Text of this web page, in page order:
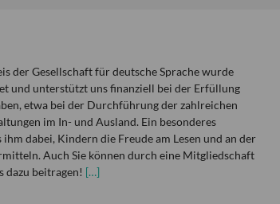
der Gesellschaft für deutsche Sprache wurde
und unterstützt uns finanziell bei der Erfüllung
etwa bei der Durchführung der zahlreichen
im In- und Ausland. Ein besonderes
ihm dabei, Kindern die Freude am Lesen und an der
Auch Sie können durch eine Mitgliedschaft
dazu beitragen! […]